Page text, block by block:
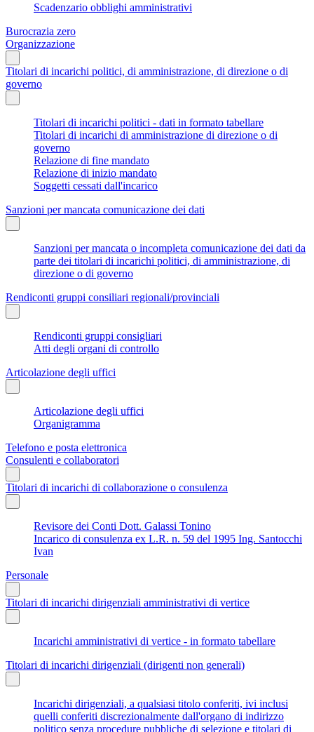
Scadenzario obblighi amministrativi
Burocrazia zero
Organizzazione
Titolari di incarichi politici, di amministrazione, di direzione o di
governo
Titolari di incarichi politici - dati in formato tabellare
Titolari di incarichi di amministrazione di direzione o di
governo
Relazione di fine mandato
Relazione di inizio mandato
Soggetti cessati dall'incarico
Sanzioni per mancata comunicazione dei dati
Sanzioni per mancata o incompleta comunicazione dei dati da
parte dei titolari di incarichi politici, di amministrazione, di
direzione o di governo
Rendiconti gruppi consiliari regionali/provinciali
Rendiconti gruppi consigliari
Atti degli organi di controllo
Articolazione degli uffici
Articolazione degli uffici
Organigramma
Telefono e posta elettronica
Consulenti e collaboratori
Titolari di incarichi di collaborazione o consulenza
Revisore dei Conti Dott. Galassi Tonino
Incarico di consulenza ex L.R. n. 59 del 1995 Ing. Santocchi
Ivan
Personale
Titolari di incarichi dirigenziali amministrativi di vertice
Incarichi amministrativi di vertice - in formato tabellare
Titolari di incarichi dirigenziali (dirigenti non generali)
Incarichi dirigenziali, a qualsiasi titolo conferiti, ivi inclusi
quelli conferiti discrezionalmente dall'organo di indirizzo
politico senza procedure pubbliche di selezione e titolari di